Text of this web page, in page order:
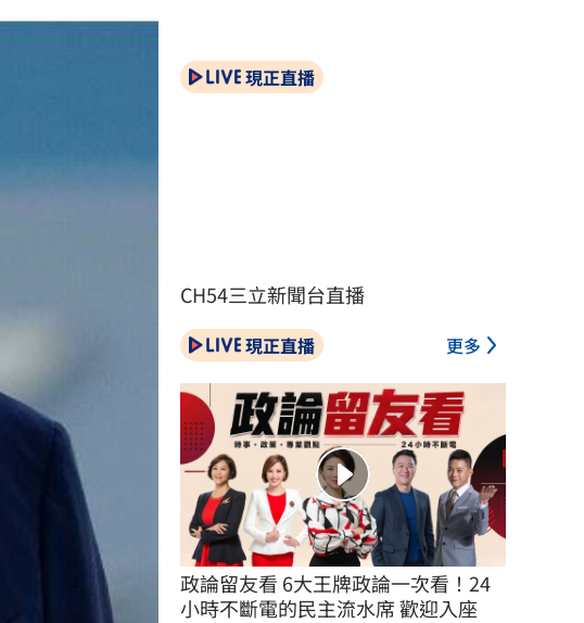
現正直播
CH54三立新聞台直播
現正直播 更多
政論留友看 6大王牌政論一次看！24
小時不斷電的民主流水席 歡迎入座